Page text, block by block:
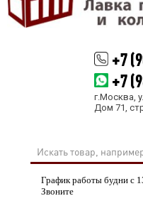
+7
+7
г.Москва,
Дом 71,
График работы будни с
Звоните